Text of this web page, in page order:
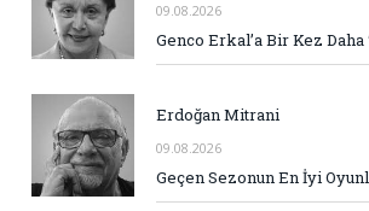
09.08.2026
Genco Erkal’a Bir Kez Daha
Erdoğan Mitrani
09.08.2026
Geçen Sezonun En İyi